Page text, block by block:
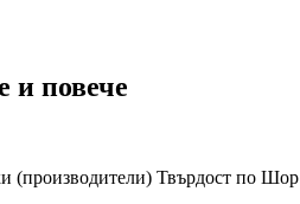
и повече
(производители) Твърдост по Шор